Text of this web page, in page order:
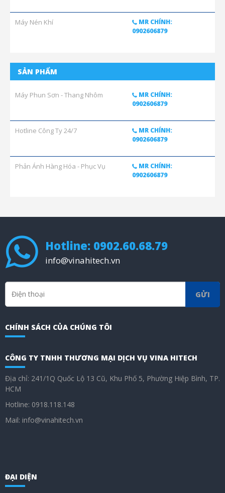
Máy Nén Khí
MR CHÍNH:
0902606879
SẢN PHẨM
Máy Phun Sơn - Thang Nhôm
MR CHÍNH:
0902606879
Hotline Công Ty 24/7
MR CHÍNH:
0902606879
Phản Ánh Hàng Hóa - Phục Vụ
MR CHÍNH:
0902606879
Hotline: 0902.60.68.79
info@vinahitech.vn
GỬI
CHÍNH SÁCH CỦA CHÚNG TÔI
CÔNG TY TNHH THƯƠNG MẠI DỊCH VỤ VINA HITECH
Địa chỉ: 241/1Q Quốc Lộ 13 Cũ, Khu Phố 5, Phường Hiệp Bình, TP.
HCM
Hotline: 0918.118.148
Mail: info@vinahitech.vn
ĐẠI DIỆN